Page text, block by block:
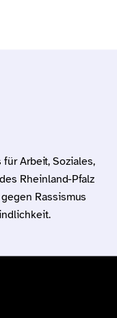
Arbeit, Soziales,
Rheinland-Pfalz
Rassismus
.